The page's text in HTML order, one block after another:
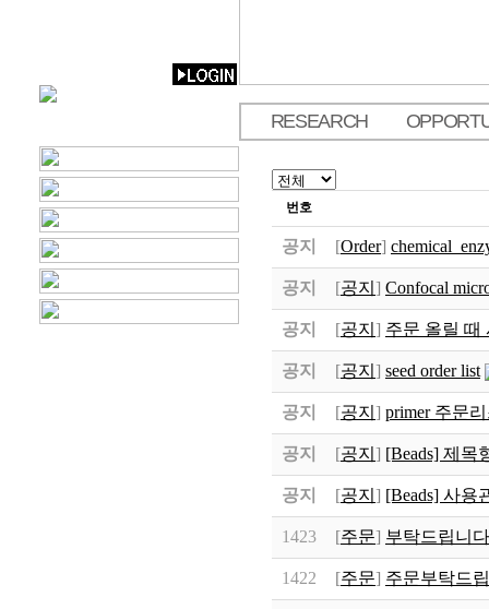
RESEARCH
번호
공지 [Order]
공지 [공지 ] Confocal
공지 [공지 ] 주문 올릴 때
공지 [공지 ] seed order list
공지 [공지 ] primer 주문
공지 [공지 ] [Beads] 제목
공지 [공지 ] [Beads] 사용
1423 [주문] 부탁드립니
1422 [주문] 주문부탁드